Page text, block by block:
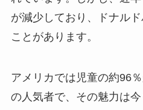
が減少しており、ドナル
ことがあります。
アメリカでは児童の約96
の人気者で、その魅力は今